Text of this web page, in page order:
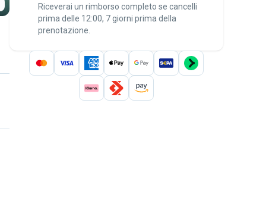
pagamento - per attivare laGaranzia
Pawshake.
Riceverai un rimborso completo se cancelli
prima delle 12:00, 7 giorni prima della
prenotazione.